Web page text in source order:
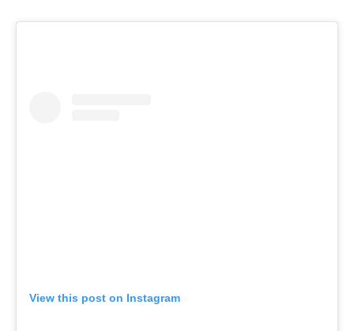
View this post on Instagram